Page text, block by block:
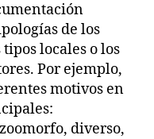
de los
locales o los
Por ejemplo,
motivos en
diverso,